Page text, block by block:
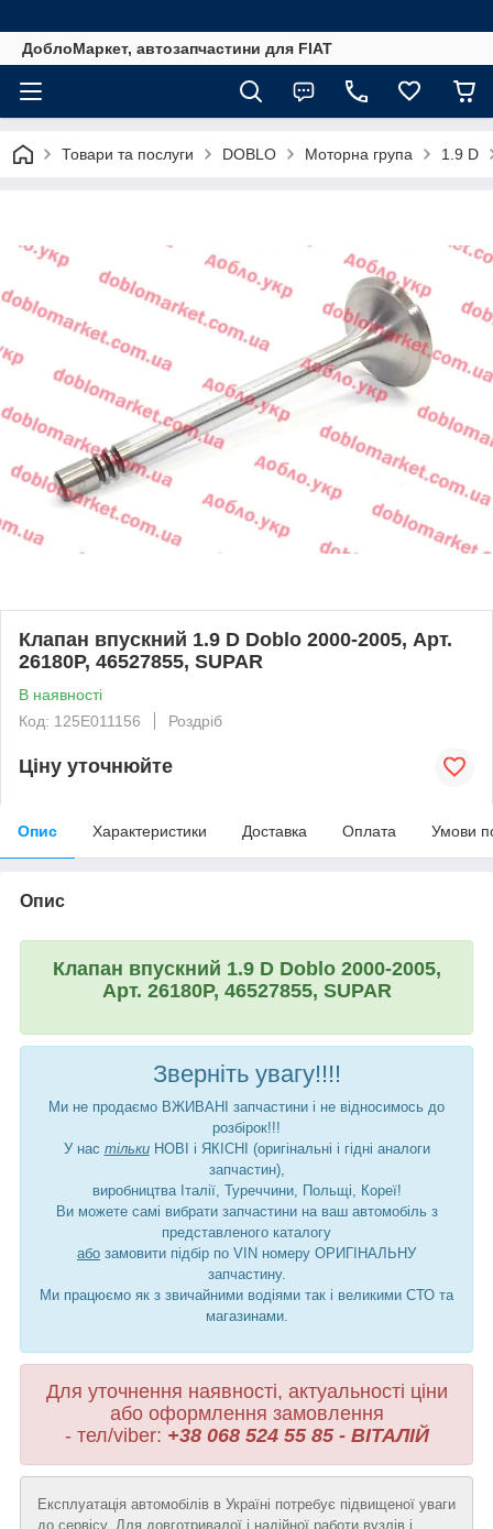
ДоблоМаркет, автозапчастини для FIAT
Товари та послуги DOBLO Моторна група 1.9 D
Клапан впускний 1.9 D Doblo 2000-2005, Арт.
26180P, 46527855, SUPAR
В наявності
Код: 125E011156
Роздріб
Ціну уточнюйте
Опис Характеристики Доставка Оплата Умови
Опис
Клапан впускний 1.9 D Doblo 2000-2005,
Арт. 26180P, 46527855, SUPAR
Зверніть увагу!!!!
Ми не продаємо ВЖИВАНІ запчастини і не відносимось до
розбірок!!!
У нас тількиНОВІ і ЯКІСНІ (оригінальні і гідні аналоги
запчастин),
виробництва Італії, Туреччини, Польщі, Кореї!
Ви можете самі вибрати запчастини на ваш автомобіль з
представленого каталогу
або замовити підбір по VIN номеру ОРИГІНАЛЬНУ
запчастину.
Ми працюємо як з звичайними водіями так і великими СТО та
магазинами.
Для уточнення наявності, актуальності ціни
або оформлення замовлення
- тел/viber: +38 068 524 55 85 - ВІТАЛІЙ
Експлуатація автомобілів в Україні потребує підвищеної уваги
до сервісу..Для довготривалої і надійної работи вузлів і